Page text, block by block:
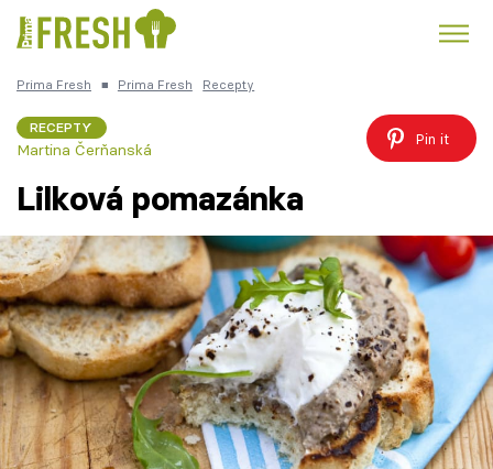
Česká kuchyně
Témata
Recepty
Články
TV Program
Prima Fresh ■ Prima Fresh Recepty
RECEPTY
Martina Čerňanská
Pin it
Lilková pomazánka